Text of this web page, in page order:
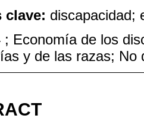
clave: discapacidad;
; Economía de los
y de las razas; No